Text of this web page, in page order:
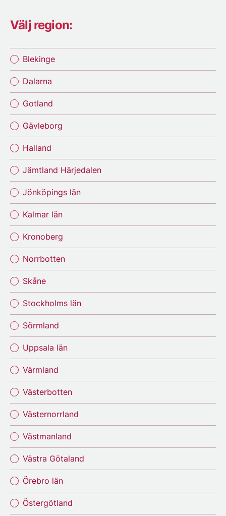
Välj region:
Blekinge
Dalarna
Gotland
Gävleborg
Halland
Jämtland Härjedalen
Jönköpings län
Kalmar län
Kronoberg
Norrbotten
Skåne
Stockholms län
Sörmland
Uppsala län
Värmland
Västerbotten
Västernorrland
Västmanland
Västra Götaland
Örebro län
Östergötland